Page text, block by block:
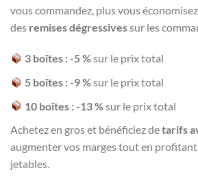
vous commandez, plus vous
des remises dégressivessur les
3 boîtes : -5 %sur le prix total
5 boîtes : -9 %sur le prix total
10 boîtes : -13 %sur le prix total
Achetez en gros et bénéficiez detarifs
augmenter vos marges tout en
jetables.